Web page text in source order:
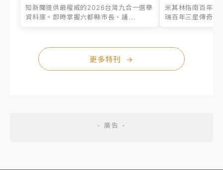
知新聞提供最權威的2026台灣九合一選舉
資料庫。即時掌握六都縣市長、議...
米其林指南百年之
瑞百年三星傳奇、
更多特刊 →